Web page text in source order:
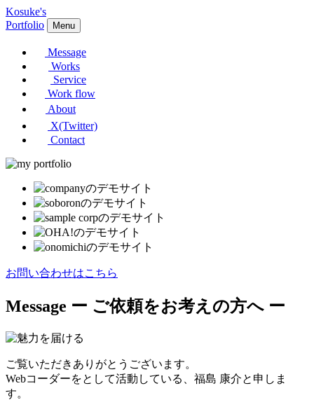
Kosuke's
Portfolio
Menu
Message
Works
Service
Work flow
About
X(Twitter)
Contact
お問い合わせはこちら
Message ー ご依頼をお考えの方へ ー
ご覧いただきありがとうございます。
Webコーダーをとして活動している、福島 康介と申しま
す。